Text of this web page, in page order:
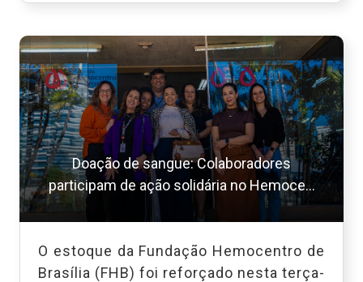
Doação de sangue: Colaboradores
participam de ação solidária no Hemoce...
O estoque da Fundação Hemocentro de
Brasília (FHB) foi reforçado nesta terça-